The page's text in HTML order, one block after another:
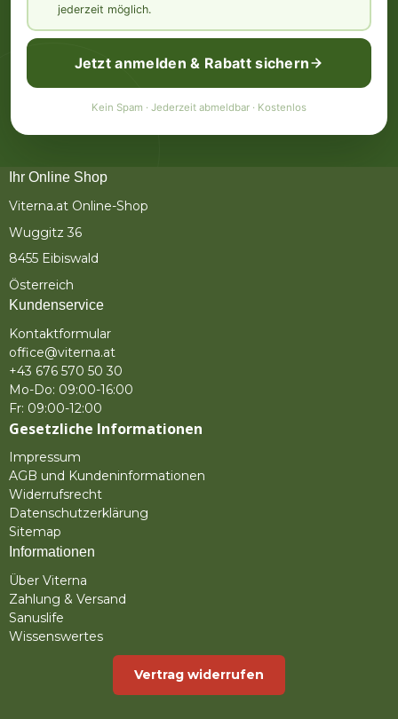
jederzeit möglich.
Jetzt anmelden & Rabatt sichern
Kein Spam · Jederzeit abmeldbar · Kostenlos
Ihr Online Shop
Viterna.at Online-Shop
Wuggitz 36
8455 Eibiswald
Österreich
Kundenservice
Kontaktformular
office@viterna.at
+43 676 570 50 30
Mo-Do: 09:00-16:00
Fr: 09:00-12:00
Gesetzliche Informationen
Impressum
AGB und Kundeninformationen
Widerrufsrecht
Datenschutzerklärung
Sitemap
Informationen
Über Viterna
Zahlung & Versand
Sanuslife
Wissenswertes
Vertrag widerrufen